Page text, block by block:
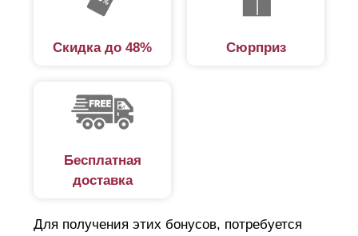
Скидка до 48% Сюрприз
Бесплатная
доставка
Для получения этих бонусов, потребуется